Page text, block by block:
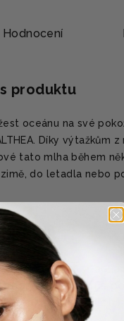
Hodnocení
produktu
oceánu na své
Díky výtažkům
tato mlha během
do letadla nebo
LÍBIT?
hydrataci a
a zklidňuje
přirozený lesk pleti